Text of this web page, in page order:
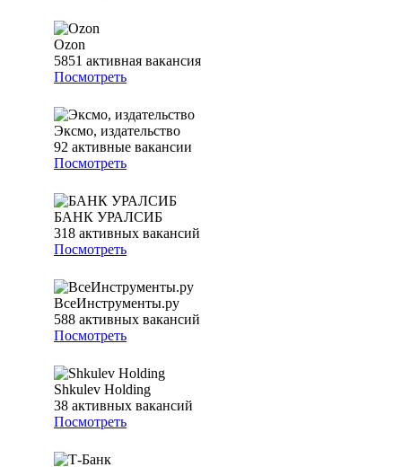
Ozon
5851 активная вакансия
Посмотреть
Эксмо, издательство
92 активные вакансии
Посмотреть
БАНК УРАЛСИБ
318 активных вакансий
Посмотреть
ВсеИнструменты.ру
588 активных вакансий
Посмотреть
Shkulev Holding
38 активных вакансий
Посмотреть